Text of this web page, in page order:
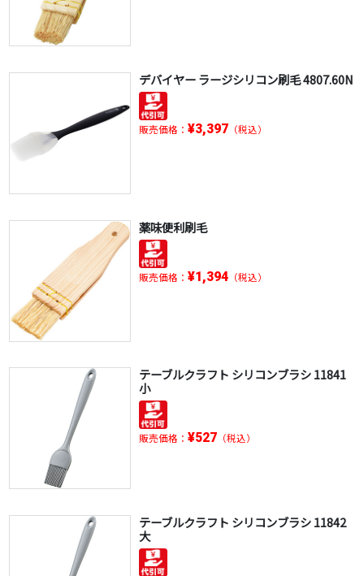
デバイヤー ラージシリコン刷毛 4807.60N
販売価格： ¥3,397（税込）
薬味便利刷毛
販売価格： ¥1,394（税込）
テーブルクラフト シリコンブラシ 11841
小
販売価格： ¥527（税込）
テーブルクラフト シリコンブラシ 11842
大